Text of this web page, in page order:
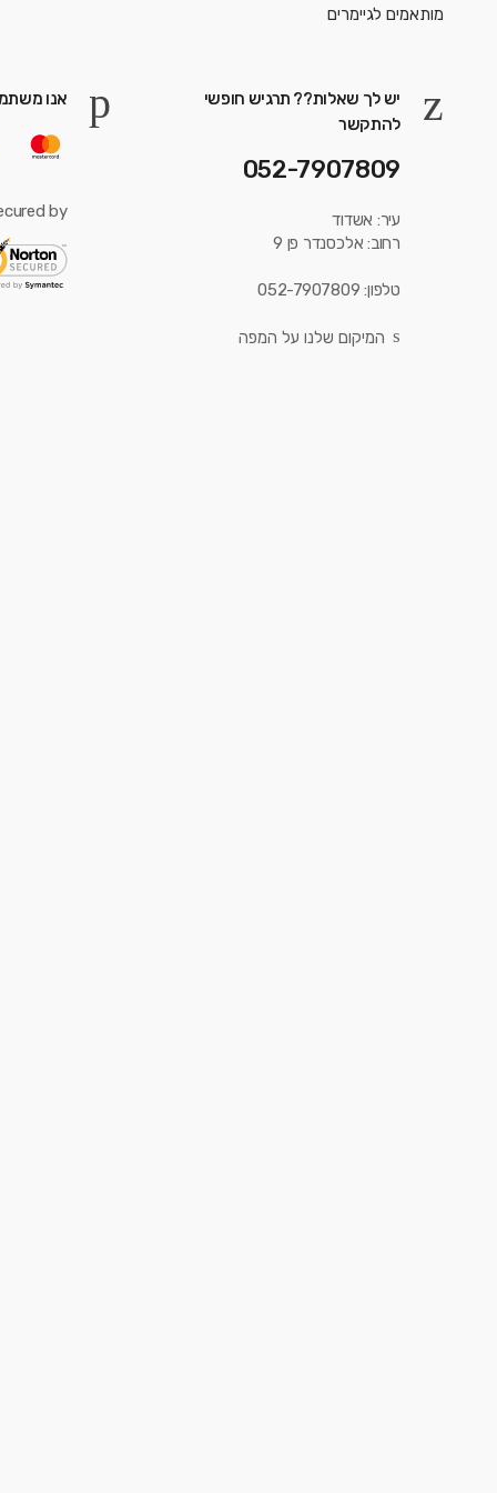
יש לך שאלות?? תרגיש חופשי
להתקשר
052-7907809
עיר: אשדוד
רחוב: אלכסנדר פן 9
טלפון: 052-7907809
המיקום שלנו על המפה
אנו
by: